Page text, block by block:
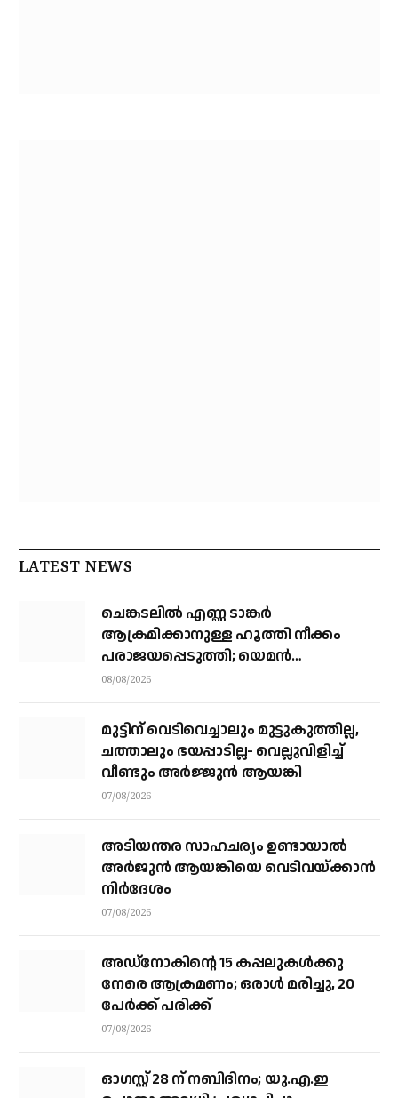
LATEST NEWS
ചെങ്കടലില്‍ എണ്ണ ടാങ്കര്‍
ആക്രമിക്കാനുള്ള ഹൂത്തി നീക്കം
പരാജയപ്പെടുത്തി; യെമൻ
സംഘർഷത്തിലേക്ക് നീങ്ങുന്നുവെന്ന്
08/08/2026
മുട്ടിന് വെടിവെച്ചാലും മുട്ടുകുത്തില്ല,
ചത്താലും ഭയപ്പാടില്ല- വെല്ലുവിളിച്ച്
വീണ്ടും അർജ്ജുൻ ആയങ്കി
07/08/2026
അടിയന്തര സാഹചര്യം ഉണ്ടായാല്‍
അര്‍ജുന്‍ ആയങ്കിയെ വെടിവയ്ക്കാന്‍
നിര്‍ദേശം
07/08/2026
അഡ്നോകിന്റെ 15 കപ്പലുകള്‍ക്കു
നേരെ ആക്രമണം; ഒരാള്‍ മരിച്ചു, 20
പേര്‍ക്ക് പരിക്ക്
07/08/2026
ഓഗസ്റ്റ് 28 ന് നബിദിനം; യു.എ.ഇ